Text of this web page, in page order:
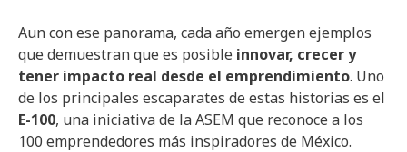
Aun con ese panorama, cada año emergen ejemplos
que demuestran que es posible innovar, crecer y
tener impacto real desde el emprendimiento. Uno
de los principales escaparates de estas historias es el
E-100, una iniciativa de la ASEM que reconoce a los
100 emprendedores más inspiradores de México.